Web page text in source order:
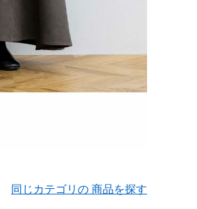
同じカテゴリの 商品を探す